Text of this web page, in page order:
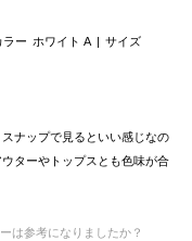
ラー ホワイト A
サイズ
ナップで見るといい感じなの
ターやトップスとも色味が合
は参考になりましたか？